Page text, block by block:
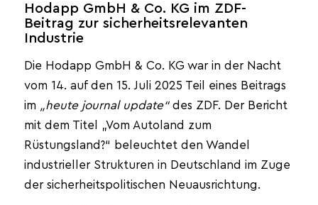
Hodapp GmbH & Co. KG im ZDF-
Beitrag zur sicherheitsrelevanten
Industrie
Die Hodapp GmbH & Co. KG war in der Nacht
vom 14. auf den 15. Juli 2025 Teil eines Beitrags
im „heute journal update“des ZDF. Der Bericht
mit dem Titel „Vom Autoland zum
Rüstungsland?“ beleuchtet den Wandel
industrieller Strukturen in Deutschland im Zuge
der sicherheitspolitischen Neuausrichtung.